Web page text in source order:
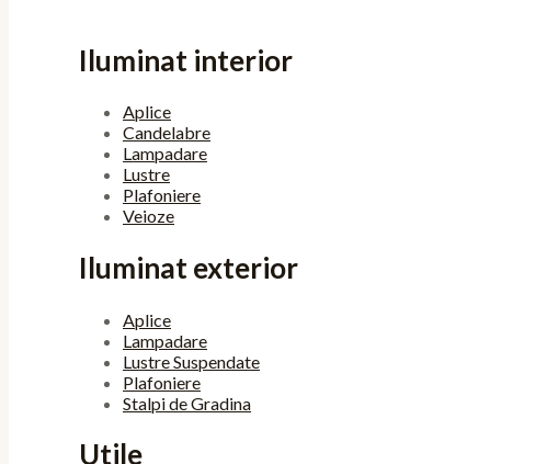
Iluminat interior
Aplice
Candelabre
Lampadare
Lustre
Plafoniere
Veioze
Iluminat exterior
Aplice
Lampadare
Lustre Suspendate
Plafoniere
Stalpi de Gradina
Utile